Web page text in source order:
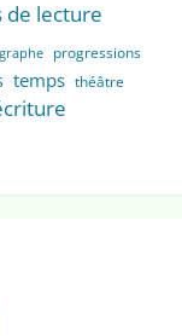
de lecture
progressions
temps théâtre